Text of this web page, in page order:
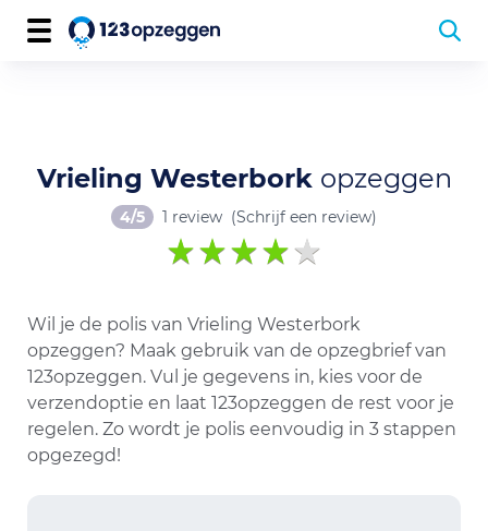
Vrieling Westerbork opzeggen
4/5 1 review (Schrijf een review)
Wil je de polis van Vrieling Westerbork
opzeggen? Maak gebruik van de opzegbrief van
123opzeggen. Vul je gegevens in, kies voor de
verzendoptie en laat 123opzeggen de rest voor je
regelen. Zo wordt je polis eenvoudig in 3 stappen
opgezegd!